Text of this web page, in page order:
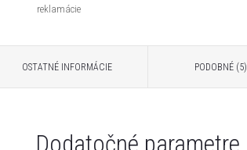
reklamácie
OSTATNÉ INFORMÁCIE PODOBNÉ (5)
Dodatočné parametre